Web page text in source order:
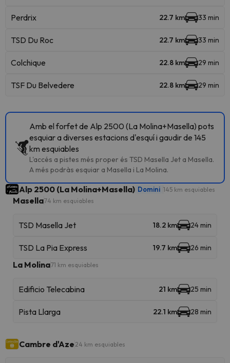
Perdrix 22.7 km 33 min
TSD Du Roc 22.7 km 33 min
Colchique 22.8 km 29 min
TSF Du Belvedere 22.8 km 29 min
Amb el forfet de Alp 2500 (La Molina+Masella) pots
esquiar a diverses estacions d'esquí i gaudir de 145
km esquiables
L'accés a pistes més proper és TSD Masella Jet a Masella.
A més podràs esquiar a Masella i La Molina.
Alp 2500 (La Molina+Masella) Domini 145 km esquiables
Masella74 km esquiables
TSD Masella Jet 18.2 km 24 min
TSD La Pia Express 19.7 km 26 min
La Molina71 km esquiables
Edificio Telecabina 21 km 25 min
Pista Llarga 22.1 km 28 min
Cambre d'Aze 24 km esquiables